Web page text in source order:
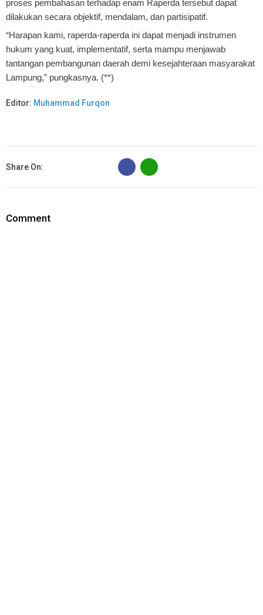
proses pembahasan terhadap enam Raperda tersebut dapat
dilakukan secara objektif, mendalam, dan partisipatif.
“Harapan kami, raperda-raperda ini dapat menjadi instrumen
hukum yang kuat, implementatif, serta mampu menjawab
tantangan pembangunan daerah demi kesejahteraan masyarakat
Lampung,” pungkasnya. (**)
Editor: Muhammad Furqon
Share On:
B
Comment